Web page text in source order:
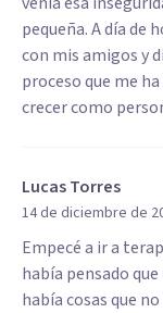
pequeña. A día de
con mis amigos y
proceso que me
crecer como
Lucas Torres
14 de diciembre de
Empecé a ir a
había pensado
había cosas que